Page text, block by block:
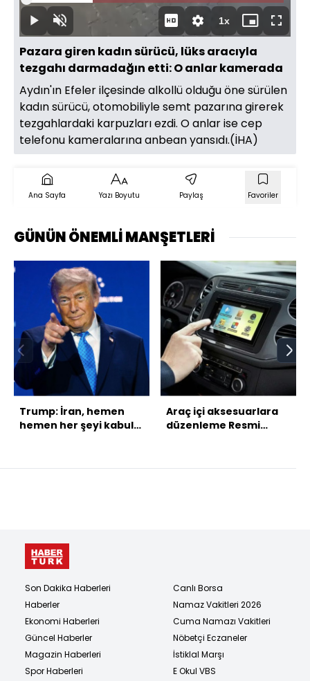
OynatSesi
Aç
Süre
25.79%
1xOynatma
Hızı
Mini
oynatıcı
Tam
Ekran
Pazara giren kadın sürücü, lüks aracıyla
tezgahı darmadağın etti: O anlar kamerada
Aydın'ın Efeler ilçesinde alkollü olduğu öne sürülen
kadın sürücü, otomobiliyle semt pazarına girerek
tezgahlardaki karpuzları ezdi. O anlar ise cep
telefonu kameralarına anbean yansıdı.(İHA)
Ana Sayfa Yazı Boyutu Paylaş Favoriler
GÜNÜN ÖNEMLİ MANŞETLERİ
Trump: İran, hemen
hemen her şeyi kabul
Araç içi aksesuarlara
düzenleme Resmi
Son Dakika Haberleri
Haberler
Ekonomi Haberleri
Güncel Haberler
Magazin Haberleri
Spor Haberleri
Canlı Borsa
Namaz Vakitleri 2026
Cuma Namazı Vakitleri
Nöbetçi Eczaneler
İstiklal Marşı
E Okul VBS